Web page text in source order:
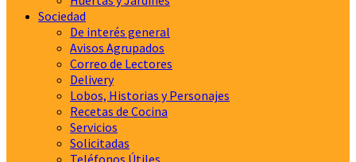
Sociedad
De interés general
Avisos Agrupados
Correo de Lectores
Delivery
Lobos, Historias y Personajes
Recetas de Cocina
Servicios
Solicitadas
Teléfonos Útiles